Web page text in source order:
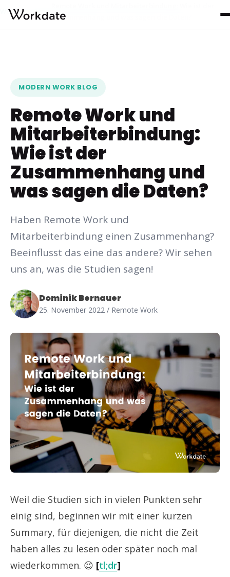
Workdate Blog
Zusammenhang und was sagen die Daten?
MODERN WORK BLOG
Remote Work und
Mitarbeiterbindung:
Wie ist der
Zusammenhang und
was sagen die Daten?
Haben Remote Work und
Mitarbeiterbindung einen Zusammenhang?
Beeinflusst das eine das andere? Wir sehen
uns an, was die Studien sagen!
Dominik Bernauer
25. November 2022 / Remote Work
Weil die Studien sich in vielen Punkten sehr
einig sind, beginnen wir mit einer kurzen
Summary, für diejenigen, die nicht die Zeit
haben alles zu lesen oder später noch mal
wiederkommen. 😉 [tl;dr]